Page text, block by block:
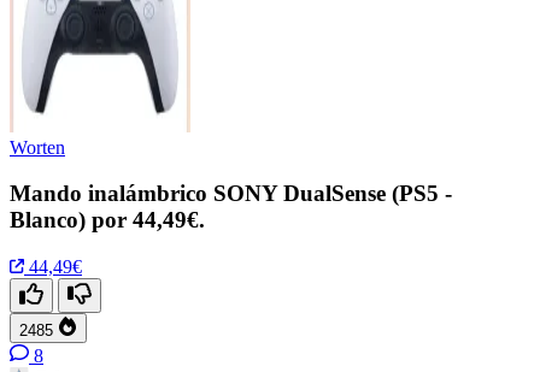
Worten
Mando inalámbrico SONY DualSense (PS5 -
Blanco) por 44,49€.
44,49€
2485
8